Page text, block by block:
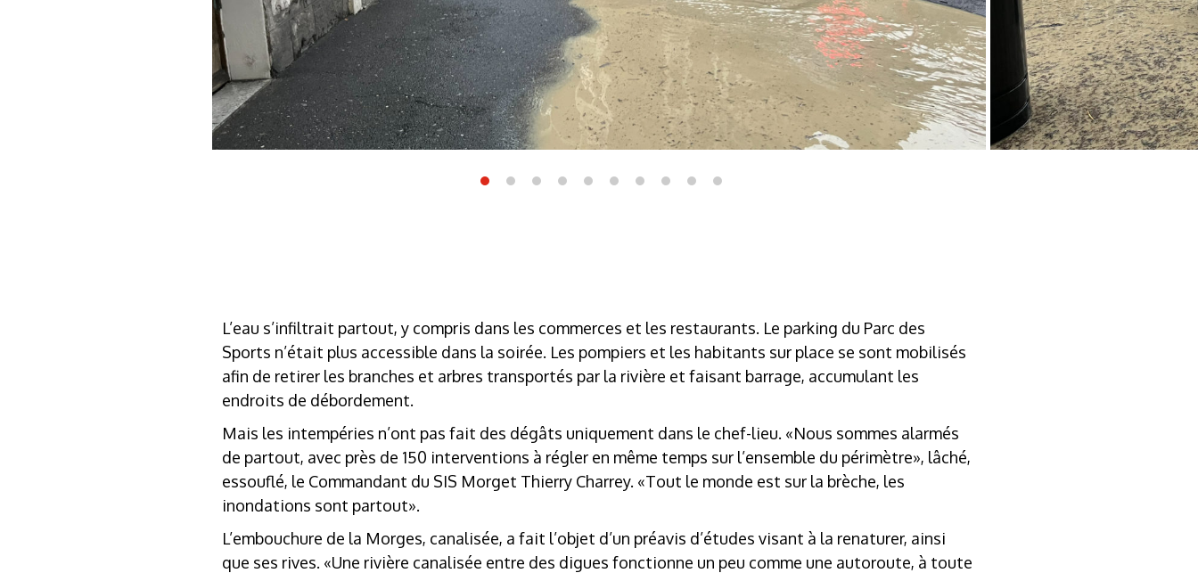
L’eau s’infiltrait partout, y compris dans les commerces et les restaurants. Le parking du Parc des
Sports n’était plus accessible dans la soirée. Les pompiers et les habitants sur place se sont mobilisés
afin de retirer les branches et arbres transportés par la rivière et faisant barrage, accumulant les
endroits de débordement.
Mais les intempéries n’ont pas fait des dégâts uniquement dans le chef-lieu. «Nous sommes alarmés
de partout, avec près de 150 interventions à régler en même temps sur l’ensemble du périmètre», lâché,
essouflé, le Commandant du SIS Morget Thierry Charrey. «Tout le monde est sur la brèche, les
inondations sont partout».
L’embouchure de la Morges, canalisée, a fait l’objet d’un préavis d’études visant à la renaturer, ainsi
que ses rives. «Une rivière canalisée entre des digues fonctionne un peu comme une autoroute, à toute